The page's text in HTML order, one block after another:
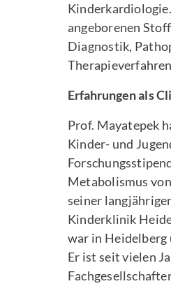
angeborenen
Diagnostik,
Erfahrungen als
Prof. Mayatepek
Kinder- und
Metabolismus
seiner
Kinderklinik
war in Heidelberg
Er ist seit vielen